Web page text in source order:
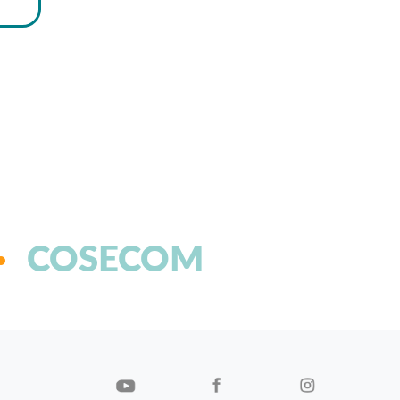
COSECOM